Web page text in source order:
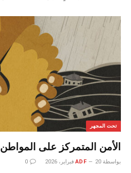
تحت المجهر
الأمن المتمركز على المواطن
بواسطة ADF 20 فبراير، 2026 0